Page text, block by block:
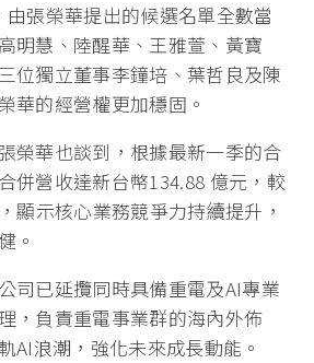
張榮華提出的候選名單全數當
明慧、陸醒華、王雅萱、黃寶
位獨立董事李鐘培、葉哲良及陳
華的經營權更加穩固。
榮華也談到，根據最新一季的合
併營收達新台幣134.88 億元，較
顯示核心業務競爭力持續提升，
。
司已延攬同時具備重電及AI專業
，負責重電事業群的海內外佈
AI浪潮，強化未來成長動能。